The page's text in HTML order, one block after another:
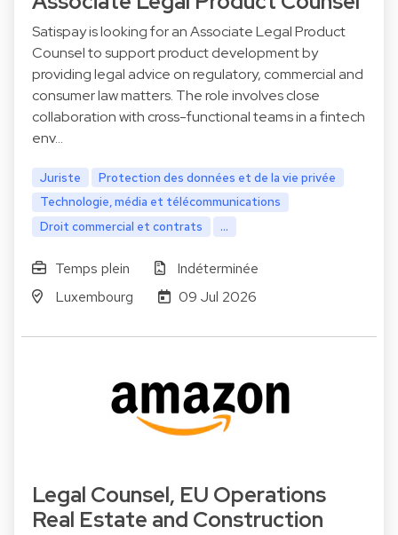
Satispay is looking for an Associate Legal Product
Counsel to support product development by
providing legal advice on regulatory, commercial and
consumer law matters. The role involves close
collaboration with cross-functional teams in a fintech
env…
Juriste
Protection des données et de la vie privée
Technologie, média et télécommunications
Droit commercial et contrats
...
Temps plein
Indéterminée
Luxembourg
09 Jul 2026
Legal Counsel, EU Operations
Real Estate and Construction